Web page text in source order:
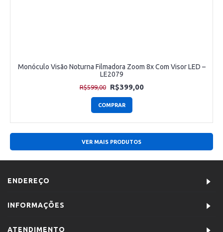
Monóculo Visão Noturna Filmadora Zoom 8x Com Visor LED –
LE2079
R$599,00 R$399,00
COMPRAR
VER MAIS PRODUTOS
ENDEREÇO
INFORMAÇÕES
ATENDIMENTO